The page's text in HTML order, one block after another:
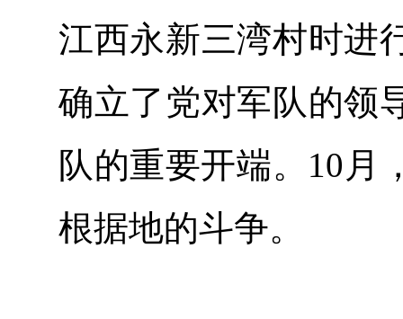
江西永新三湾村时进
确立了党对军队的领
队的重要开端。10月
根据地的斗争。